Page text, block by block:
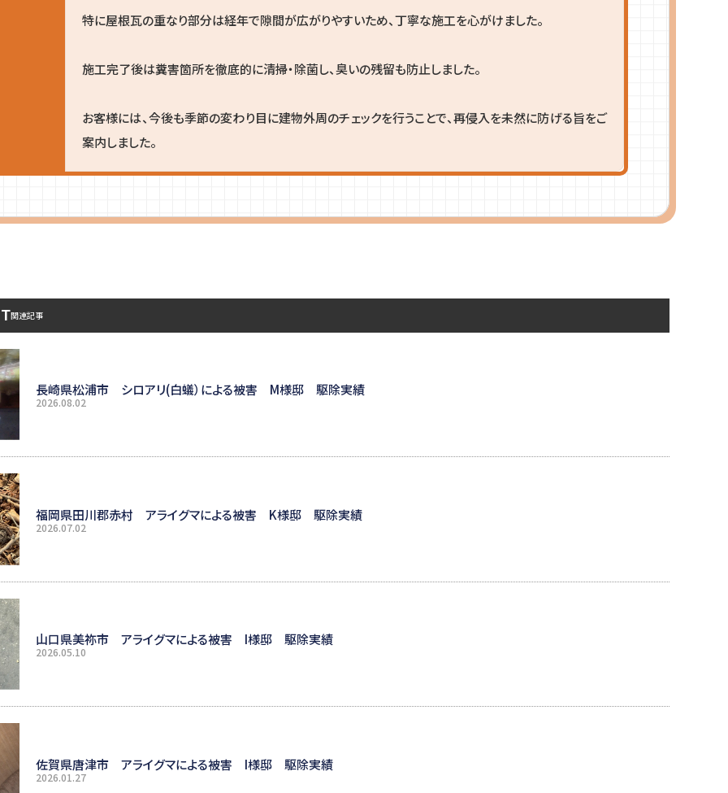
特に屋根瓦の重なり部分は経年で隙間が広がりやすいため、丁寧な施工を心がけました。
施工完了後は糞害箇所を徹底的に清掃・除菌し、臭いの残留も防止しました。
お客様には、今後も季節の変わり目に建物外周のチェックを行うことで、再侵入を未然に防げる旨をご
案内しました。
関連記事
長崎県松浦市 シロアリ(白蟻）による被害 M様邸 駆除実績
2026.08.02
福岡県田川郡赤村 アライグマによる被害 K様邸 駆除実績
2026.07.02
山口県美祢市 アライグマによる被害 I様邸 駆除実績
2026.05.10
佐賀県唐津市 アライグマによる被害 I様邸 駆除実績
2026.01.27